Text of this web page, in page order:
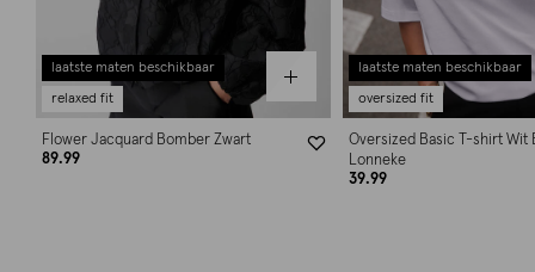
laatste maten beschikbaar
relaxed fit
Flower Jacquard Bomber Zwart
89.99
laatste maten beschikbaar
oversized fit
Oversized Basic T-shirt Wit
Lonneke
39.99